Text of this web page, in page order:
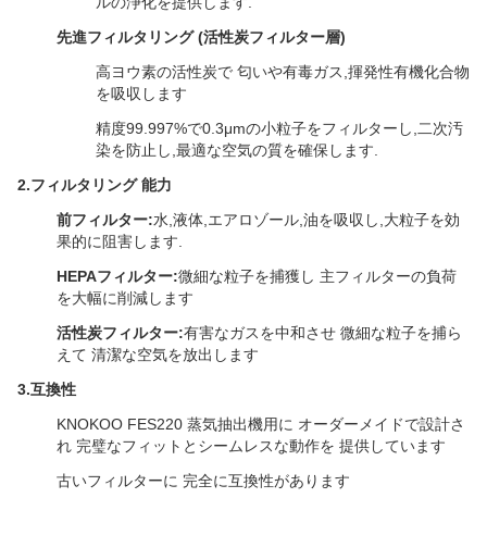
先進フィルタリング (活性炭フィルター層)
高ヨウ素の活性炭で 匂いや有毒ガス,揮発性有機化合物
を吸収します
精度99.997%で0.3μmの小粒子をフィルターし,二次汚
染を防止し,最適な空気の質を確保します.
2.フィルタリング 能力
前フィルター:水,液体,エアロゾール,油を吸収し,大粒子を効
果的に阻害します.
HEPAフィルター:微細な粒子を捕獲し 主フィルターの負荷
を大幅に削減します
活性炭フィルター:有害なガスを中和させ 微細な粒子を捕ら
えて 清潔な空気を放出します
3.互換性
KNOKOO FES220 蒸気抽出機用に オーダーメイドで設計さ
れ 完璧なフィットとシームレスな動作を 提供しています
古いフィルターに 完全に互換性があります